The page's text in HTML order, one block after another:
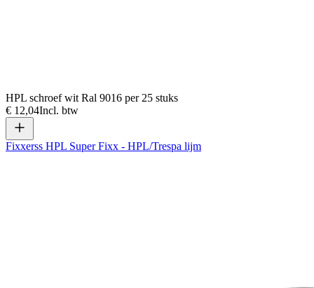
HPL schroef wit Ral 9016 per 25 stuks
€ 12,04Incl. btw
Fixxerss HPL Super Fixx - HPL/Trespa lijm